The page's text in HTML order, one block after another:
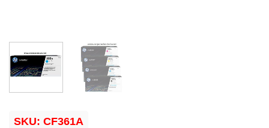
SKU: CF361A